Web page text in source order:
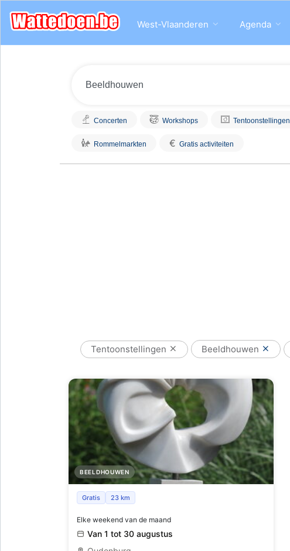
West-Vlaanderen Agenda
Concerten Workshops Tentoonstellingen
Rommelmarkten € Gratis activiteiten
Tentoonstellingen Beeldhouwen
BEELDHOUWEN
Een heerlijke wandeling tussen kunst en
natuur bij Mia Moreaux
Gratis 23 km
Elke weekend van de maand
Van 1 tot 30 augustus